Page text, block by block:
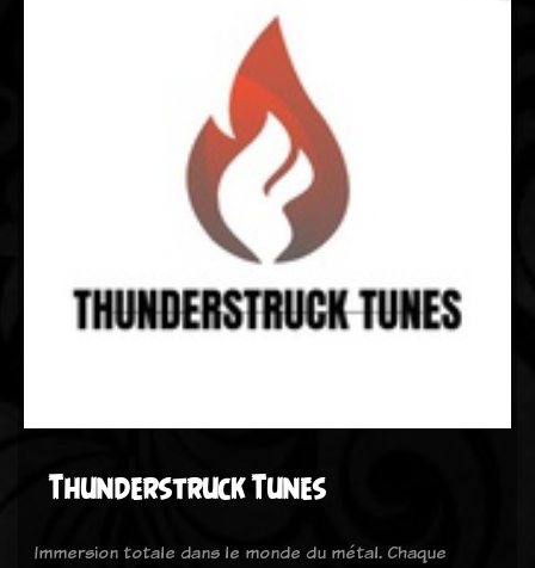
Thunderstruck Tunes
Immersion totale dans le monde du métal. Chaque